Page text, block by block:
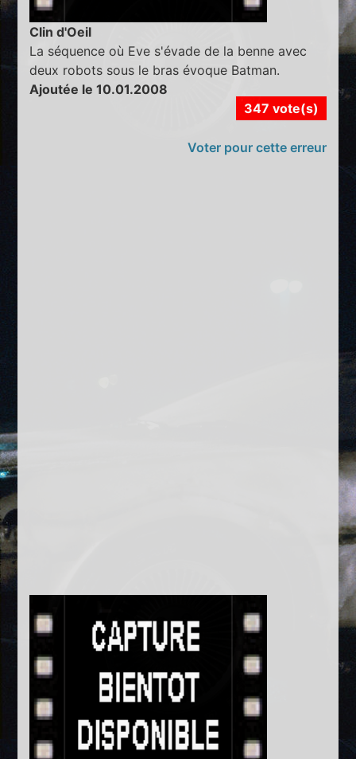
Clin d'Oeil
La séquence où Eve s'évade de la benne avec
deux robots sous le bras évoque Batman.
Ajoutée le 10.01.2008
347 vote(s)
Voter pour cette erreur